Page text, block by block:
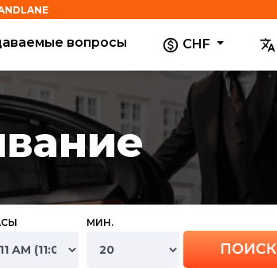
вопросы CHF
МИН.
ПОИСК